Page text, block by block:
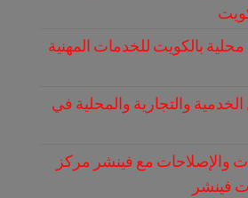
بالكويت للخدمات المهنية
الخدمية والتجارية والمحلية في
والإصلاحات مع فينشر مركز
فينشر